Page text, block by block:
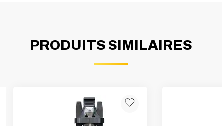
PRODUITS SIMILAIRES